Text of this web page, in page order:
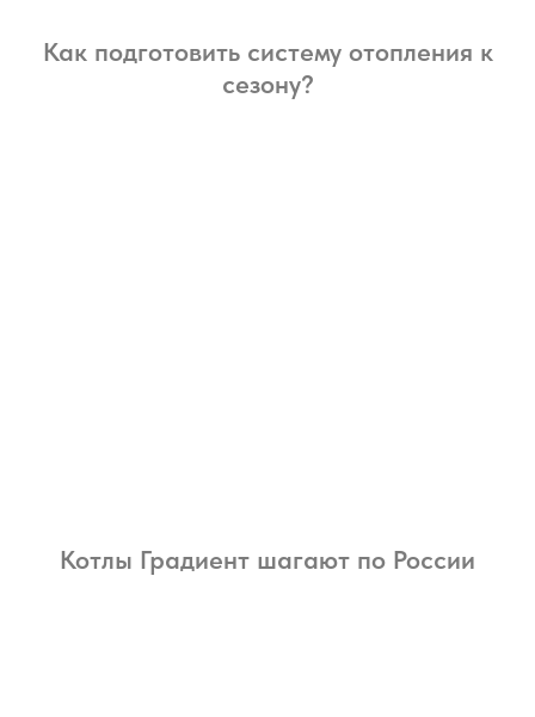
Как подготовить систему отопления к
сезону?
Котлы Градиент шагают по России